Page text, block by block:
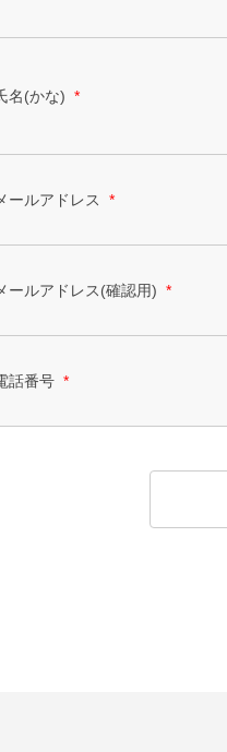
名(かな) *
ールアドレス *
ールアドレス(確認用) *
話番号 *